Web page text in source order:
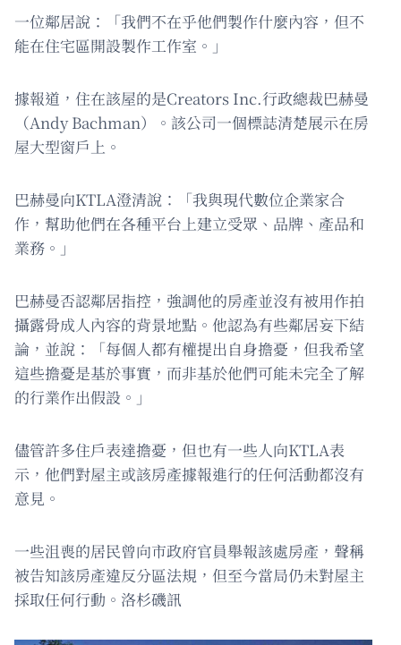
一位鄰居說：「我們不在乎他們製作什麼內容，但不
能在住宅區開設製作工作室。」
據報道，住在該屋的是Creators Inc.行政總裁巴赫曼
（Andy Bachman）。該公司一個標誌清楚展示在房
屋大型窗戶上。
巴赫曼向KTLA澄清說：「我與現代數位企業家合
作，幫助他們在各種平台上建立受眾、品牌、產品和
業務。」
巴赫曼否認鄰居指控，強調他的房產並沒有被用作拍
攝露骨成人內容的背景地點。他認為有些鄰居妄下結
論，並說：「每個人都有權提出自身擔憂，但我希望
這些擔憂是基於事實，而非基於他們可能未完全了解
的行業作出假設。」
儘管許多住戶表達擔憂，但也有一些人向KTLA表
示，他們對屋主或該房產據報進行的任何活動都沒有
意見。
一些沮喪的居民曾向市政府官員舉報該處房產，聲稱
被告知該房產違反分區法規，但至今當局仍未對屋主
採取任何行動。洛杉磯訊